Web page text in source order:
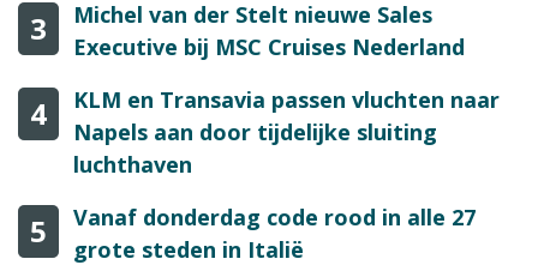
3
Michel van der Stelt nieuwe Sales
Executive bij MSC Cruises Nederland
4
KLM en Transavia passen vluchten naar
Napels aan door tijdelijke sluiting
luchthaven
5
Vanaf donderdag code rood in alle 27
grote steden in Italië